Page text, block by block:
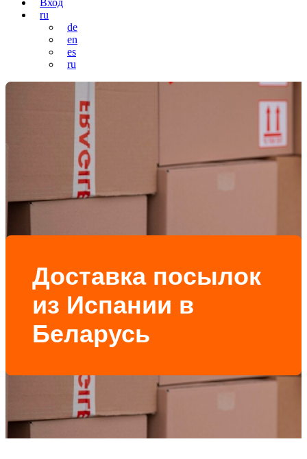
ru
de
en
es
ru
Доставка посылок
из Испании в
Беларусь